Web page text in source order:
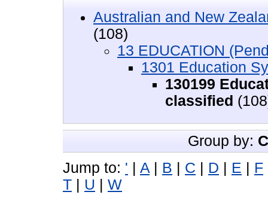
Australian and New
(108)
13 EDUCATION
1301 Education
130199
classified
Group by:
Jump to: ' | A | B | C | D | E | F
T | U | W